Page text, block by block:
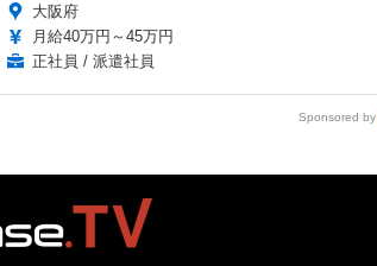
大阪府
月給40万円～45万円
正社員 / 派遣社員
Sponsored by